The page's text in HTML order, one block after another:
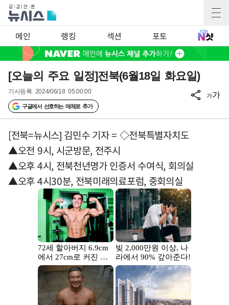
메인 랭킹 섹션 포토
[오늘의 주요 일정]전북(6월18일 화요일)
기사등록 2024/06/18 05:00:00
구글에서 선호하는 매체로 추가
가가
[전북=뉴시스] 김민수 기자 = ◇전북특별자치도
▲오전 9시, 시군방문, 전주시
▲오후 4시, 전북천년명가 인증서 수여식, 회의실
▲오후 4시30분, 전북미래의료포럼, 중회의실